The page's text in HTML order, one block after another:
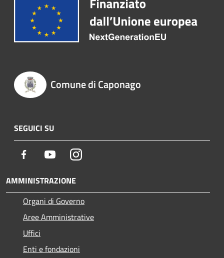
Comune di Caponago
SEGUICI SU
Facebook YoutubeInstagram
AMMINISTRAZIONE
Organi di Governo
Aree Amministrative
Uffici
Enti e fondazioni